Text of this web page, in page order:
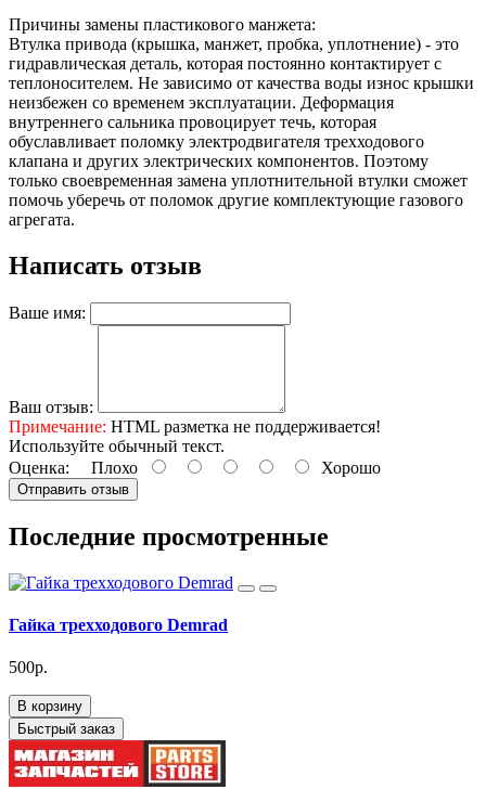
Причины замены пластикового манжета:
Втулка привода (крышка, манжет, пробка, уплотнение) - это
гидравлическая деталь, которая постоянно контактирует с
теплоносителем. Не зависимо от качества воды износ крышки
неизбежен со временем эксплуатации. Деформация
внутреннего сальника провоцирует течь, которая
обуславливает поломку электродвигателя трехходового
клапана и других электрических компонентов. Поэтому
только своевременная замена уплотнительной втулки сможет
помочь уберечь от поломок другие комплектующие газового
агрегата.
Написать отзыв
Ваше имя:
Ваш отзыв:
Примечание: HTML разметка не поддерживается!
Используйте обычный текст.
Оценка: Плохо Хорошо
Отправить отзыв
Последние просмотренные
Гайка трехходового Demrad
500р.
В корзину
Быстрый заказ